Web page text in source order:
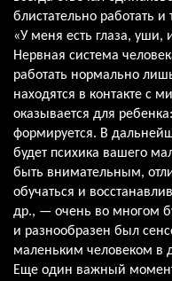
блистательно работать
«У меня есть глаза, уши,
Нервная система
работать нормально
находятся в контакте с
оказывается для
формируется. В
будет психика вашего
быть внимательным,
обучаться и
др., — очень во многом
и разнообразен был
маленьким человеком в
Еще один важный